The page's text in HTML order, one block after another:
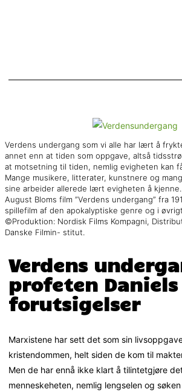
Verdens undergang som vi alle har lært å
annet enn at tiden som oppgave, altså
at motsetning til tiden, nemlig evigheten kan
Mange musikere, litterater, kunstnere og
sine arbeider allerede lært evigheten å
August Bloms film ”Verdens undergang” fra
spillefilm af den apokalyptiske genre og i
©Produktion: Nordisk Films Kompagni,
Danske Filmin- stitut.
Verdens
profeten Daniels
forutsigelser
Marxistene har sett det som sin
kristendommen, helt siden de kom til
Men de har ennå ikke klart å tilintetgjøre
menneskeheten, nemlig lengselen og